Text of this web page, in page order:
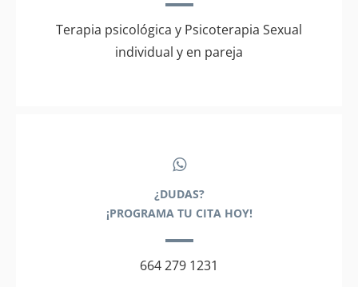
Terapia psicológica y Psicoterapia Sexual
individual y en pareja
¿DUDAS?
¡PROGRAMA TU CITA HOY!
664 279 1231